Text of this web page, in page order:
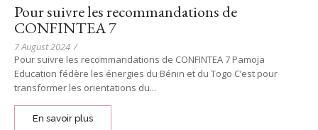
Pour suivre les recommandations de
CONFINTEA 7
7 August 2024 /
Pour suivre les recommandations de CONFINTEA 7 Pamoja
Education fédère les énergies du Bénin et du Togo C’est pour
transformer les orientations du...
En savoir plus